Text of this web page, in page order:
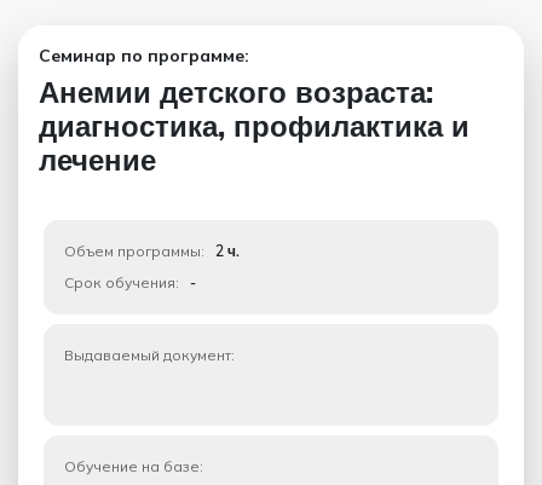
Семинар по программе:
Анемии детского возраста:
диагностика, профилактика и
лечение
Объем программы: 2 ч.
Срок обучения: -
Выдаваемый документ:
Обучение на базе: